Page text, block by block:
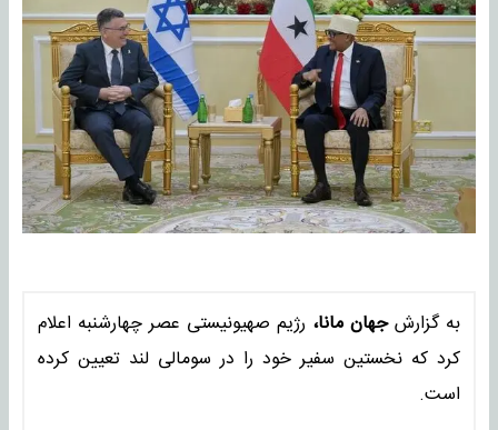
به گزارشجهان مانا، رژیم صهیونیستی عصر چهارشنبه اعلام
کرد که نخستین سفیر خود را در سومالی لند تعیین کرده
است.